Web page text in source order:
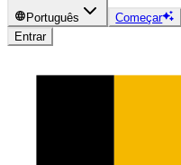
Português
Começar
Entrar